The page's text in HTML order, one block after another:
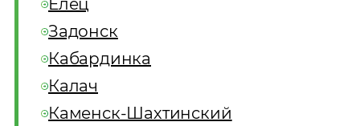
Елец
Задонск
Кабардинка
Калач
Каменск-Шахтинский